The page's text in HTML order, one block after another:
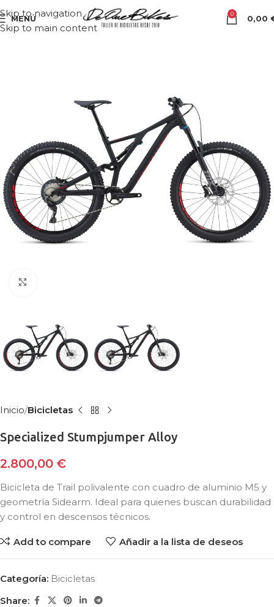
Skip to navigation
Skip to main content
MENÚ 0 0,00
Inicio Bicicletas
Specialized Stumpjumper Alloy
2.800,00 €
Bicicleta de Trail polivalente con cuadro de aluminio M5 y
geometría Sidearm. Ideal para quienes buscan durabilidad
y control en descensos técnicos.
Add to compare Añadir a la lista de deseos
Categoría: Bicicletas
Share: